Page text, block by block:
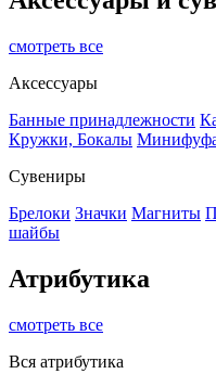
смотреть все
Аксессуары
Банные принадлежности
Кружки, Бокалы
Сувениры
Брелоки Значки Магниты
шайбы
Атрибутика
смотреть все
Вся атрибутика